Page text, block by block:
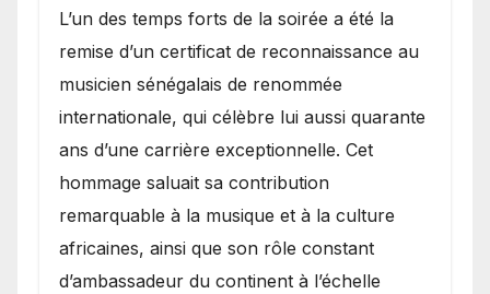
​L’un des temps forts de la soirée a été la
remise d’un certificat de reconnaissance au
musicien sénégalais de renommée
internationale, qui célèbre lui aussi quarante
ans d’une carrière exceptionnelle. Cet
hommage saluait sa contribution
remarquable à la musique et à la culture
africaines, ainsi que son rôle constant
d’ambassadeur du continent à l’échelle